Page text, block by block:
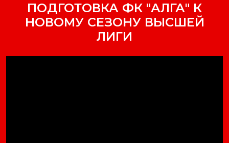
ПОДГОТОВКА ФК "АЛГА" К
НОВОМУ СЕЗОНУ ВЫСШЕЙ
ЛИГИ